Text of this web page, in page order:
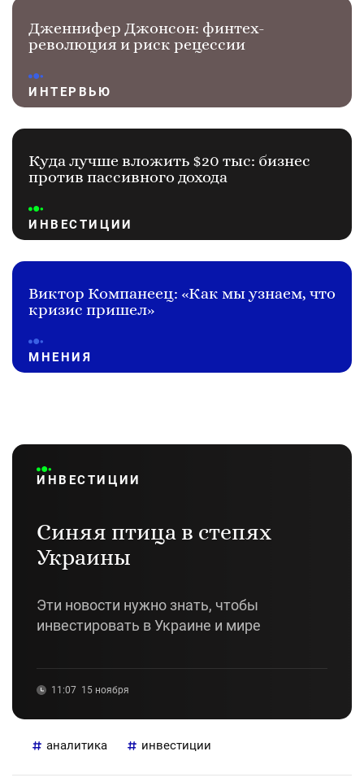
Дженнифер Джонсон: финтех-
революция и риск рецессии
ИНТЕРВЬЮ
Куда лучше вложить $20 тыс: бизнес
против пассивного дохода
ИНВЕСТИЦИИ
Виктор Компанеец: «Как мы узнаем, что
кризис пришел»
МНЕНИЯ
ИНВЕСТИЦИИ
Синяя птица в степях
Украины
Эти новости нужно знать, чтобы
инвестировать в Украине и мире
11:07 15 ноября
аналитика инвестиции